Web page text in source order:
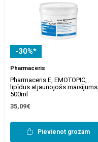
-30%*
Pharmaceris
Pharmaceris E, EMOTOPIC,
lipīdus atjaunojošs maisījums,
500ml
35,09€
Pievienot grozam